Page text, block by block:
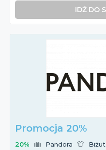
IDŹ DO
Promocja 20%
20% Pandora